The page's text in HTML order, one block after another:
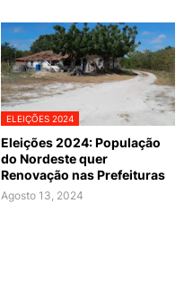
ELEIÇÕES 2024
Eleições 2024: População
do Nordeste quer
Renovação nas Prefeituras
Agosto 13, 2024